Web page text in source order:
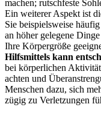
machen; rutschfeste
Ein weiterer Aspekt ist
Sie beispielsweise
an höher gelegene
Ihre Körpergröße
Hilfsmittels kann
bei körperlichen
achten und
Menschen dazu, sich
zügig zu Verletzungen